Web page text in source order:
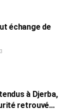
échange de
à Djerba,
retrouvé